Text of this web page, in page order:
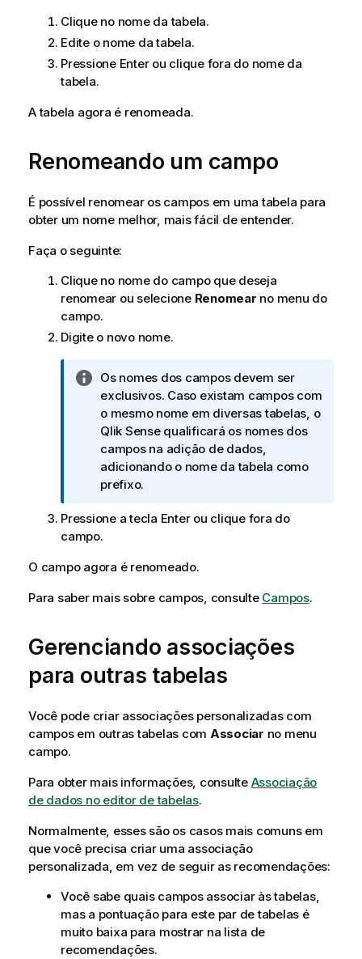
Clique no nome da tabela.
Edite o nome da tabela.
Pressione Enter ou clique fora do nome da
tabela.
A tabela agora é renomeada.
Renomeando um campo
É possível renomear os campos em uma tabela para
obter um nome melhor, mais fácil de entender.
Faça o seguinte:
Clique no nome do campo que deseja
renomear ou selecione Renomear no menu do
campo.
Digite o novo nome.
N
o
t
a
i
n
f
r
m
t
Os nomes dos campos devem ser
exclusivos. Caso existam campos com
o mesmo nome em diversas tabelas, o
Qlik Sensequalificará os nomes dos
campos na adição de dados,
adicionando o nome da tabela como
prefixo.
Pressione a tecla Enter ou clique fora do
campo.
O campo agora é renomeado.
Para saber mais sobre campos, consulte Campos.
Gerenciando associações
para outras tabelas
Você pode criar associações personalizadas com
campos em outras tabelas com Associar no menu
campo.
Para obter mais informações, consulte Associação
de dados no editor de tabelas.
Normalmente, esses são os casos mais comuns em
que você precisa criar uma associação
personalizada, em vez de seguir as recomendações:
Você sabe quais campos associar às tabelas,
mas a pontuação para este par de tabelas é
muito baixa para mostrar na lista de
recomendações.